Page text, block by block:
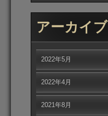
アーカイブ
2022年5月
2022年4月
2021年8月